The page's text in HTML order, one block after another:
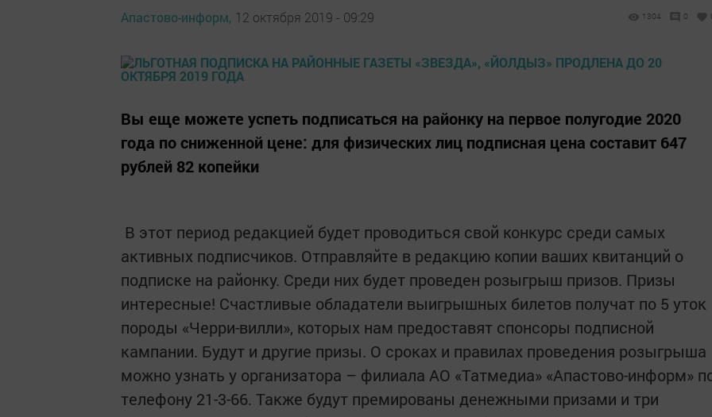
Апастово-информ, 12 октября 2019 - 09:29 1304 0
Вы еще можете успеть подписаться на районку на первое полугодие 2020
года по сниженной цене: для физических лиц подписная цена составит 647
рублей 82 копейки
В этот период редакцией будет проводиться свой конкурс среди самых
активных подписчиков. Отправляйте в редакцию копии ваших квитанций о
подписке на районку. Среди них будет проведен розыгрыш призов. Призы
интересные! Счастливые обладатели выигрышных билетов получат по 5 уток
породы «Черри-вилли», которых нам предоставят спонсоры подписной
кампании. Будут и другие призы. О сроках и правилах проведения розыгрыша
можно узнать у организатора – филиала АО «Татмедиа» «Апастово-информ»
телефону 21-3-66. Также будут премированы денежными призами и три